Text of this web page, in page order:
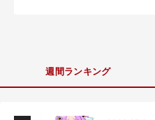
週間ランキング